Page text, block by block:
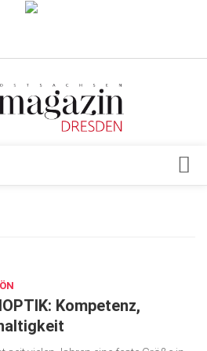
/ Ostsachsen
Kompetenz,